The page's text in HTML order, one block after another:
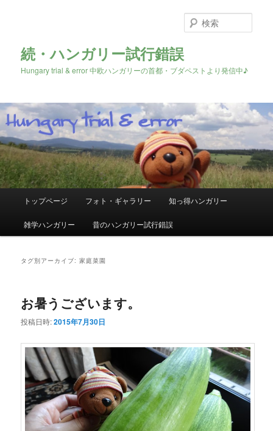
続・ハンガリー試行錯誤
Hungary trial & error 中欧ハンガリーの首都・ブダペストより発信中♪
索
メ
イ
ン
ン
ツ
へ
サ
ブ
テ
ツ
へ
移
トップページ フォト・ギャラリー 知っ得ハンガリー
雑学ハンガリー 昔のハンガリー試行錯誤
タグ別アーカイブ:家庭菜園
お暑うございます。
投稿日時:2015年7月30日